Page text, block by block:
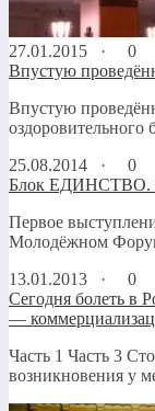
27.01.2015 ·
0
Впустую
Впустую
оздоровительного
25.08.2014 ·
0
Блок ЕДИНСТВО.
Первое
Молодёжном
13.01.2013 ·
0
Сегодня болеть в
—
Часть 1 Часть 3
возникновения у